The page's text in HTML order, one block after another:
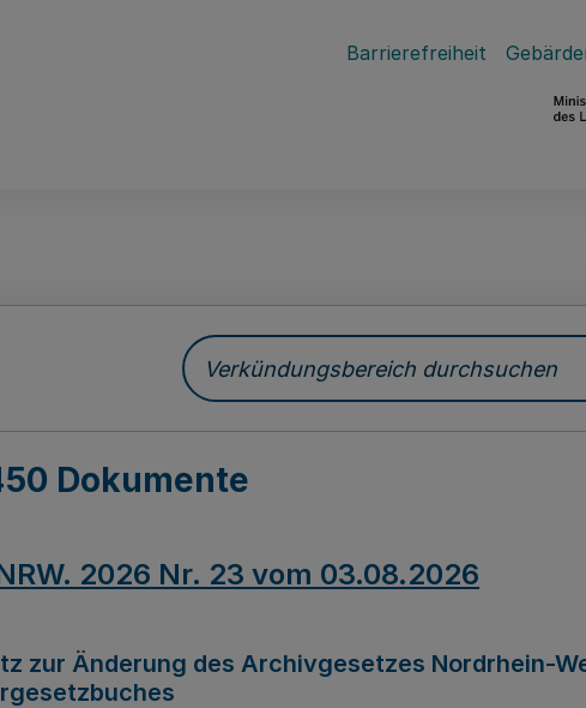
Barrierefreiheit
Verkündungsbereich durchsuchen
Dokumente
2026 Nr. 23 vom 03.08.2026
zur Änderung des Archivgesetzes Nordrhein-